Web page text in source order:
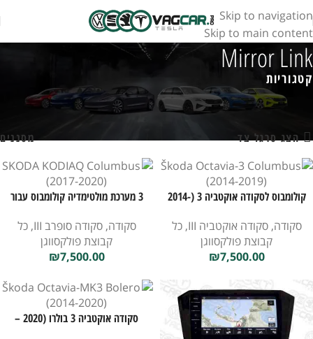
Skip to navigation
Skip to main content
Mirror Link
קטגוריות
עמוד הבית חנות מוצרים המתויגים “Mirror Link”
מציגים את כל ⁦5⁩ התוצאות
הצג סרגל צד
מסננים
קולומבוס לסקודה אוקטביה 3 (2014-
סקודה, סקודה אוקטביה III , כל
קבוצת פולקסווגן
₪7,500.00
3 מערכת מולטימדיה קולומבוס עבור
סקודה, סקודה סופרב III , כל
קבוצת פולקסווגן
₪7,500.00
סקודה אוקטביה 3 בולרו (2020 –